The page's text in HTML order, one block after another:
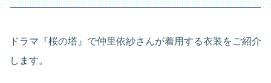
ドラマ『桜の塔』で仲里依紗さんが着用する衣装をご紹介
します。